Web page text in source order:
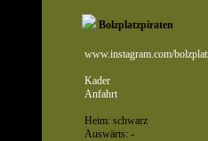
Bolzplatzpiraten
www.instagram.com/
Kader
Anfahrt
Heim: schwarz
Auswärts: -